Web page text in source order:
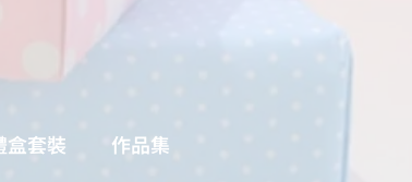
盒套裝 作品集